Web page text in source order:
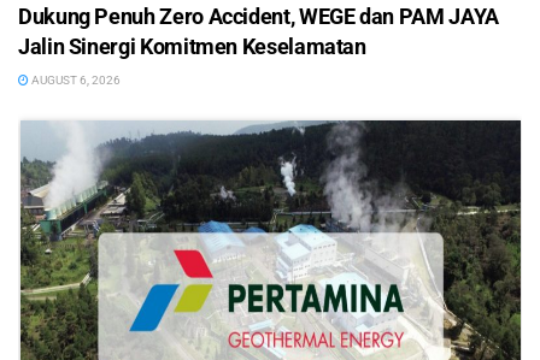
Dukung Penuh Zero Accident, WEGE dan PAM JAYA
Jalin Sinergi Komitmen Keselamatan
AUGUST 6, 2026